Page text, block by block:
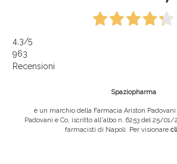
4,3/5
963
Recensioni
Spaziopharma
è un marchio della Farmacia Ariston Padovani
Padovani e Co, iscritto all'albo n. 6253 del 25/01/
farmacisti di Napoli. Per visionare